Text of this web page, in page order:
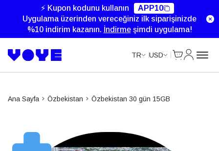
⚡ Kupon kodunu kullanın
APP10
Uygulama üzerinden vereceğiniz ilk siparişinizde
%10 indirim kazanın. İndirmeşimdi uygulama!
TR USD
Ana Sayfa Özbekistan Özbekistan 30 gün 15GB